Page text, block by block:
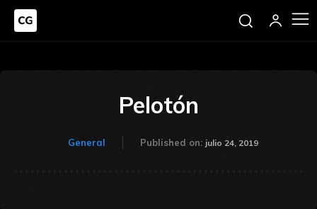
Pelotón
General Published on: julio 24, 2019